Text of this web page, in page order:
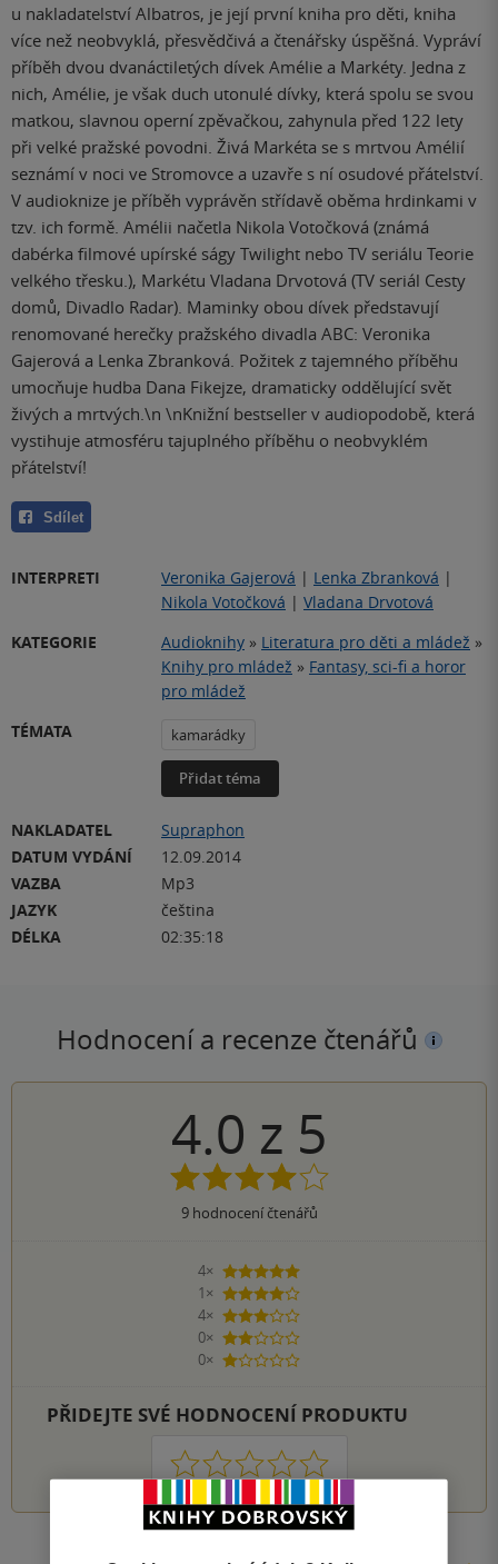
u nakladatelství Albatros, je její první kniha pro děti, kniha
více než neobvyklá, přesvědčivá a čtenářsky úspěšná. Vypráví
příběh dvou dvanáctiletých dívek Amélie a Markéty. Jedna z
nich, Amélie, je však duch utonulé dívky, která spolu se svou
matkou, slavnou operní zpěvačkou, zahynula před 122 lety
při velké pražské povodni. Živá Markéta se s mrtvou Amélií
seznámí v noci ve Stromovce a uzavře s ní osudové přátelství.
V audioknize je příběh vyprávěn střídavě oběma hrdinkami v
tzv. ich formě. Amélii načetla Nikola Votočková (známá
dabérka filmové upírské ságy Twilight nebo TV seriálu Teorie
velkého třesku.), Markétu Vladana Drvotová (TV seriál Cesty
domů, Divadlo Radar). Maminky obou dívek představují
renomované herečky pražského divadla ABC: Veronika
Gajerová a Lenka Zbranková. Požitek z tajemného příběhu
umocňuje hudba Dana Fikejze, dramaticky oddělující svět
živých a mrtvých.\n \nKnižní bestseller v audiopodobě, která
vystihuje atmosféru tajuplného příběhu o neobvyklém
přátelství!
Sdílet
INTERPRETI Veronika Gajerová | Lenka Zbranková |
Nikola Votočková | Vladana Drvotová
KATEGORIE
Audioknihy » Literatura pro děti a mládež »
Knihy pro mládež » Fantasy, sci-fi a horor
pro mládež
TÉMATA
kamarádky
Přidat téma
NAKLADATEL
Supraphon
DATUM VYDÁNÍ
12.09.2014
VAZBA
Mp3
JAZYK
čeština
DÉLKA
02:35:18
Hodnocení a recenze čtenářů
4.0 z 5
9hodnocení čtenářů
4×
5 hvězdiček
1×
4 hvězdičky
4×
3 hvězdičky
0×
2 hvězdičky
0×
1 hvezdička
PŘIDEJTE SVÉ HODNOCENÍ PRODUKTU
1 2 3 4 5